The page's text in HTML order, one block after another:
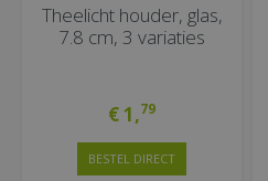
Theelicht houder, glas,
7.8 cm, 3 variaties
€1,79
BESTEL DIRECT